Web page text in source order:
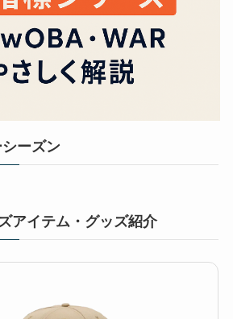
ーズン
アイテム・グッズ紹介